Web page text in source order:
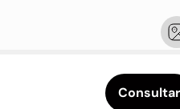
cuidador:
en posición erguida (USS) de
selección. Consultar